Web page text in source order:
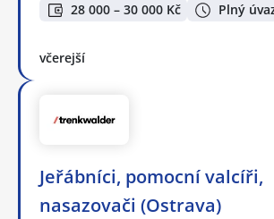
28 000 – 30 000 Kč Plný
včerejší
Jeřábníci, pomocní valcíři,
nasazovači (Ostrava)